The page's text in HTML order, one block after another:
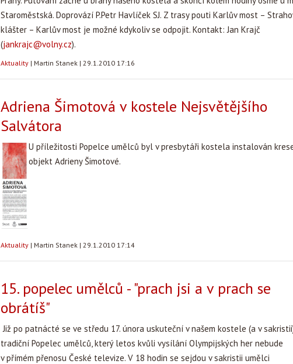
Staroměstská. Doprovází P.Petr Havlíček SJ. Z trasy pouti Karlův most –
klášter – Karlův most je možné kdykoliv se odpojit. Kontakt: Jan Krajč
(jankrajc@volny.cz).
Aktuality | Martin Stanek | 29.1.2010 17:16
Adriena Šimotová v kostele Nejsvětějšího
Salvátora
U příležitosti Popelce umělců byl v presbytáři kostela instalován
objekt Adrieny Šimotové.
Aktuality | Martin Stanek | 29.1.2010 17:14
15. popelec umělců - "prach jsi a v prach se
obrátíš"
Již po patnácté se ve středu 17. února uskuteční v našem kostele (a v
tradiční Popelec umělců, který letos kvůli vysílání Olympijských her nebude
v přímém přenosu České televize. V 18 hodin se sejdou v sakristii umělci